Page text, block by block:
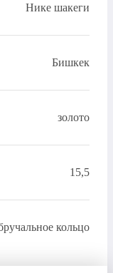
Нике шакеги
Бишкек
золото
15,5
кольцо